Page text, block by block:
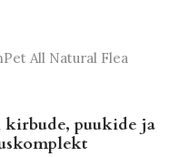
All Natural Flea
puukide ja